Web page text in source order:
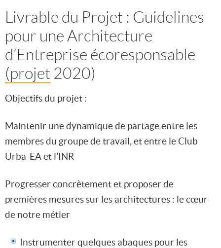
Livrable du Projet : Guidelines
pour une Architecture
d’Entreprise écoresponsable
(projet 2020)
Objectifs du projet :
Maintenir une dynamique de partage entre les
membres du groupe de travail, et entre le Club
Urba-EA et l’INR
Progresser concrètement et proposer de
premières mesures sur les architectures : le cœur
de notre métier
Instrumenter quelques abaques pour les